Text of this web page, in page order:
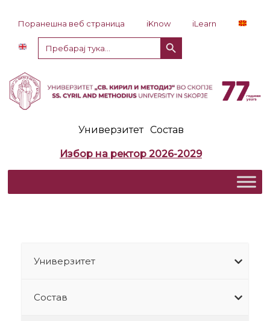
Поранешна веб страница iKnow
iLearn
Пребарај
за:
Копче за пребарување
Универзитет Состав
Избор на ректор 2026-2029
Универзитет
Состав